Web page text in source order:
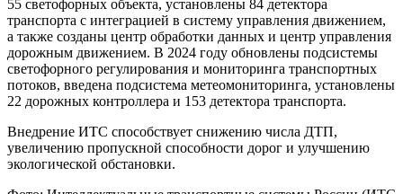
55 светофорных объекта, установлены 84 детектора
транспорта с интеграцией в систему управления движением,
а также созданы центр обработки данных и центр управления
дорожным движением. В 2024 году обновлены подсистемы
светофорного регулирования и мониторинга транспортных
потоков, введена подсистема метеомониторинга, установлены
22 дорожных контроллера и 153 детектора транспорта.
Внедрение ИТС способствует снижению числа ДТП,
увеличению пропускной способности дорог и улучшению
экологической обстановки.